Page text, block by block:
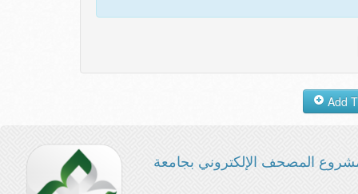
المصحف الإلكتروني بجامعة